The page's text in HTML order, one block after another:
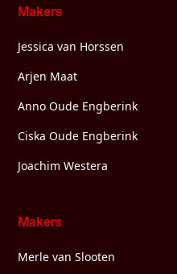
Makers
Jessica van Horssen
Arjen Maat
Anno Oude Engberink
Ciska Oude Engberink
Joachim Westera
Makers
Merle van Slooten